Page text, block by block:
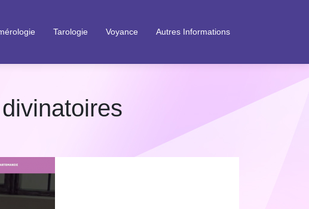
Tarologie Voyance Autres Informations